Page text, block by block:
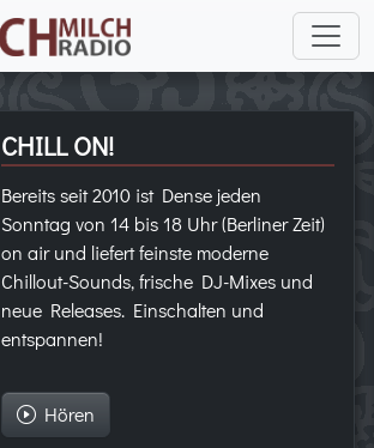
CHILL ON!
Bereits seit 2010 ist Dense jeden
Sonntag von 14 bis 18 Uhr (Berliner Zeit)
on air und liefert feinste moderne
Chillout-Sounds, frische DJ-Mixes und
neue Releases. Einschalten und
entspannen!
Hören